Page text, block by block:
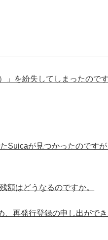
」を紛失してしまったので
Suicaが見つかったのです
額はどうなるのですか。
再発行登録の申し出がで